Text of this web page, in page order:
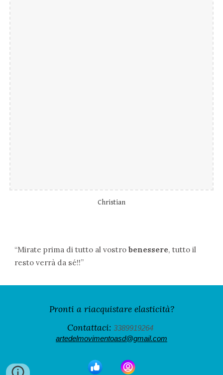
Christian
“Mirate prima di tutto al vostrobenessere, tutto il
resto verrà da sé!!”
Pronti a riacquistare elasticità?
Contattaci: 3389919264
artedelmovimentoasd@gmail.com